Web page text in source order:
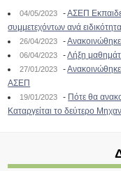
04/05/2023 -ΑΣΕΠ
συμμετεχόντων ανά ειδικότητα
26/04/2023 -
06/04/2023 -Λήξη
27/01/2023 -
ΑΣΕΠ
19/01/2023 - Πότε θα
Καταργείται το δεύτερο